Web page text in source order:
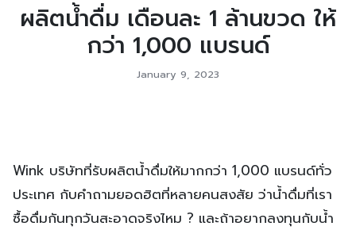
ผลิตน้ำดื่ม เดือนละ 1 ล้านขวด ให้
กว่า 1,000 แบรนด์
January 9, 2023
Wink บริษัทที่รับผลิตน้ำดื่มให้มากกว่า 1,000 แบรนด์ทั่ว
ประเทศ กับคำถามยอดฮิตที่หลายคนสงสัย ว่าน้ำดื่มที่เรา
ซื้อดื่มกันทุกวันสะอาดจริงไหม ? และถ้าอยากลงทุนกับน้ำ